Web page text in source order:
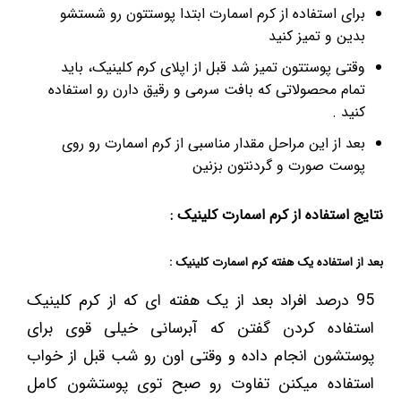
برای استفاده از کرم اسمارت ابتدا پوستتون رو شستشو
بدین و تمیز کنید
وقتی پوستتون تمیز شد قبل از اپلای کرم کلینیک، باید
تمام محصولاتی که بافت سرمی و رقیق دارن رو استفاده
کنید .
بعد از این مراحل مقدار مناسبی از کرم اسمارت رو روی
پوست صورت و گردنتون بزنین
نتایج استفاده از کرم اسمارت کلینیک :
بعد از استفاده یک هفته کرم اسمارت کلینیک :
95 درصد افراد بعد از یک هفته ای که از کرم کلینیک
استفاده کردن گفتن که آبرسانی خیلی قوی برای
پوستشون انجام داده و وقتی اون رو شب قبل از خواب
استفاده میکنن تفاوت رو صبح توی پوستشون کامل